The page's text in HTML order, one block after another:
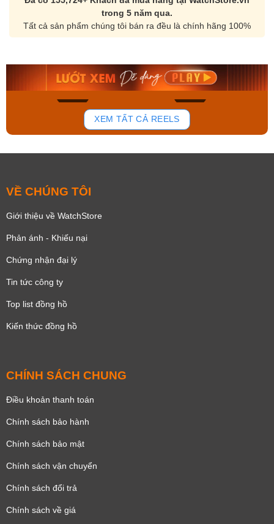
trong 5 năm qua.
Tất cả sản phẩm chúng tôi bán ra đều là chính hãng 100%
168
Orient Nam RA-
Mua ngay
Casio Nam MTS-
Mua ngay
XEM TẤT CẢ REELS
VỀ CHÚNG TÔI
Giới thiệu về WatchStore
Phản ánh - Khiếu nại
Chứng nhận đại lý
Tin tức công ty
Top list đồng hồ
Kiến thức đồng hồ
CHÍNH SÁCH CHUNG
Điều khoản thanh toán
Chính sách bảo hành
Chính sách bảo mật
Chính sách vận chuyển
Chính sách đổi trả
Chính sách về giá